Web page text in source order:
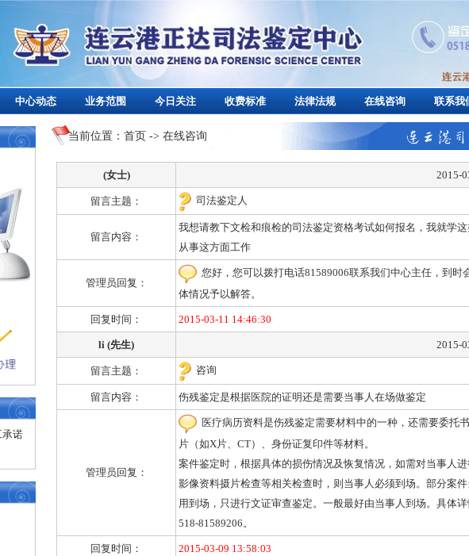
中心动态 业务范围 今日关注 收费标准 法律法规 在线咨询 联系我
承诺
当前位置：首页 -> 在线咨询
(女士) 2015-
留言主题： 司法鉴定人
留言内容：
我想请教下文检和痕检的司法鉴定资格考试如何报名，我就学
从事这方面工作
管理员回复：
您好，您可以拨打电话81589006联系我们中心主任，到时
体情况予以解答。
回复时间： 2015-03-11 14:46:30
li (先生) 2015-
留言主题： 咨询
留言内容： 伤残鉴定是根据医院的证明还是需要当事人在场做鉴定
管理员回复：
医疗病历资料是伤残鉴定需要材料中的一种，还需要委托
片（如X片、CT）、身份证复印件等材料。
案件鉴定时，根据具体的损伤情况及恢复情况，如需对当事人进
影像资料摄片检查等相关检查时，则当事人必须到场。部分案
用到场，只进行文证审查鉴定。一般最好由当事人到场。具体
518-81589206。
回复时间： 2015-03-09 13:58:03